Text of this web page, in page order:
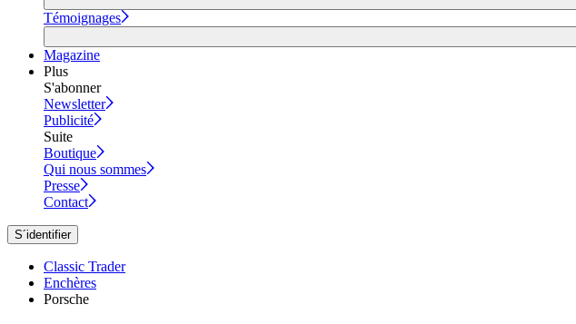
Témoignages
Magazine
Plus
S'abonner
Newsletter
Publicité
Suite
Boutique
Qui nous sommes
Presse
Contact
S´identifier
Classic Trader
Enchères
Porsche